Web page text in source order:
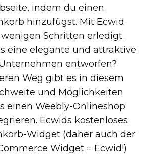
indem du einen
hinzufügst. Mit Ecwid
Schritten erledigt.
eine elegante und attraktive
entworfen?
Weg gibt es in diesem
und Möglichkeiten
einen Weebly-Onlineshop
Ecwids kostenloses
Widget (daher auch der
Widget = Ecwid!)